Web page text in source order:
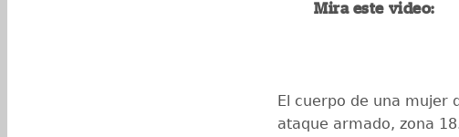
Mira este video:
El cuerpo de una mujer
ataque armado, zona